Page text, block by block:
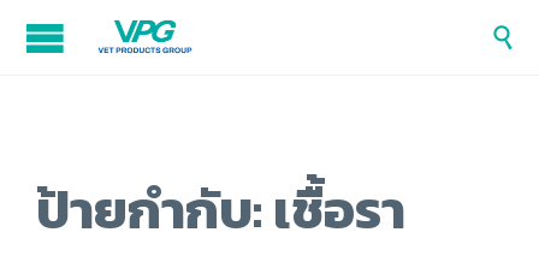

ป้ายกำกับ:เชื้อรา